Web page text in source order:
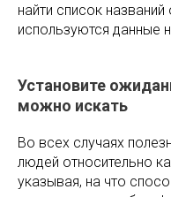
найти список названий
используются данные
Установите
можно искать
Во всех случаях
людей относительно
указывая, на что